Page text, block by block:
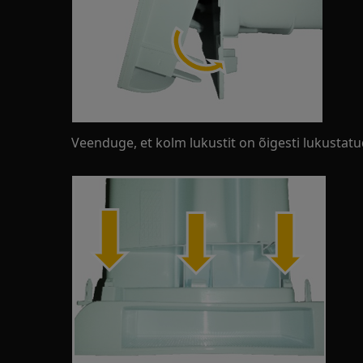
Veenduge, et kolm lukustit on õigesti